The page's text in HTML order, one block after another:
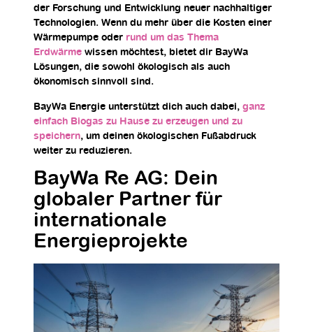
der Forschung und Entwicklung neuer nachhaltiger
Technologien. Wenn du mehr über die Kosten einer
Wärmepumpe oder rund um das Thema
Erdwärme wissen möchtest, bietet dir BayWa
Lösungen, die sowohl ökologisch als auch
ökonomisch sinnvoll sind.
BayWa Energie unterstützt dich auch dabei, ganz
einfach Biogas zu Hause zu erzeugen und zu
speichern, um deinen ökologischen Fußabdruck
weiter zu reduzieren.
BayWa Re AG: Dein
globaler Partner für
internationale
Energieprojekte